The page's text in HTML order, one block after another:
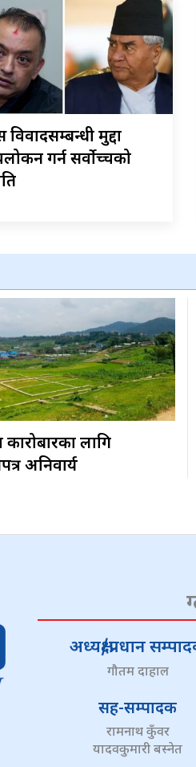
विवादसम्बन्धी मुद्दा
गर्न सर्वोच्चको
कारोबारका लागि
अनिवार्य
अध्यक्ष/प्रधान
गौतम दाहाल
सह-सम्पादक
रामनाथ कुँवर
यादवकुमारी बस्नेत